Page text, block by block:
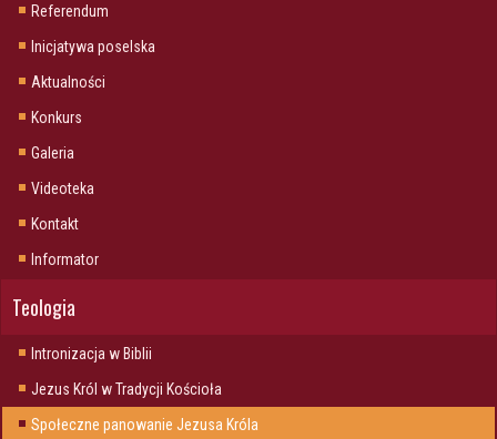
Referendum
Inicjatywa poselska
Aktualności
Konkurs
Galeria
Videoteka
Kontakt
Informator
Teologia
Intronizacja w Biblii
Jezus Król w Tradycji Kościoła
Społeczne panowanie Jezusa Króla